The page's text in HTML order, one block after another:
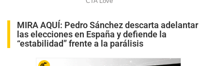
MIRA AQUÍ: Pedro Sánchez descarta adelantar
las elecciones en España y defiende la
“estabilidad” frente a la parálisis